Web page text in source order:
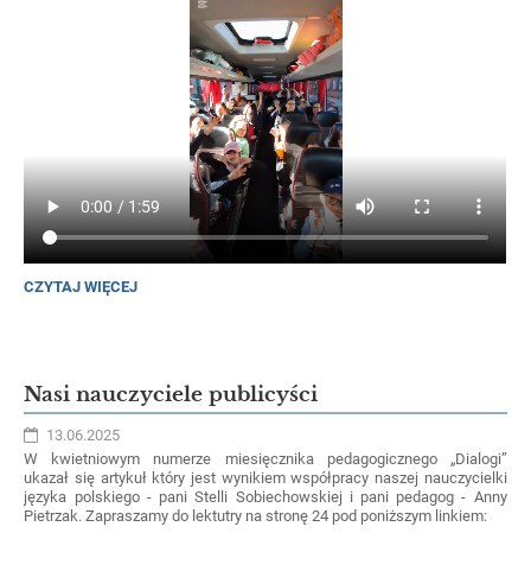
ZIELONA
15:
CZYTAJ WIĘCEJ
Nasi nauczyciele publicyści
13.06.2025
W kwietniowym numerze miesięcznika pedagogicznego „Dialogi”
ukazał się artykuł który jest wynikiem współpracy naszej nauczycielki
języka polskiego - pani Stelli Sobiechowskiej i pani pedagog - Anny
Pietrzak. Zapraszamy do lektutry na stronę 24 pod poniższym linkiem: